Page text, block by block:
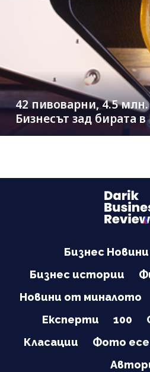
42 пивоварни, 4.5
Бизнесът зад бирата
Бизнес Новини
Бизнес истории
Новини от миналото
Експерти
100
Класации
Фото есе